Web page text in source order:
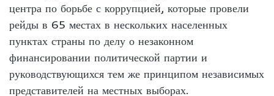
центра по борьбе с коррупцией, которые провели
рейды в 65 местах в нескольких населенных
пунктах страны по делу о незаконном
финансировании политической партии и
руководствующихся тем же принципом независимых
представителей на местных выборах.